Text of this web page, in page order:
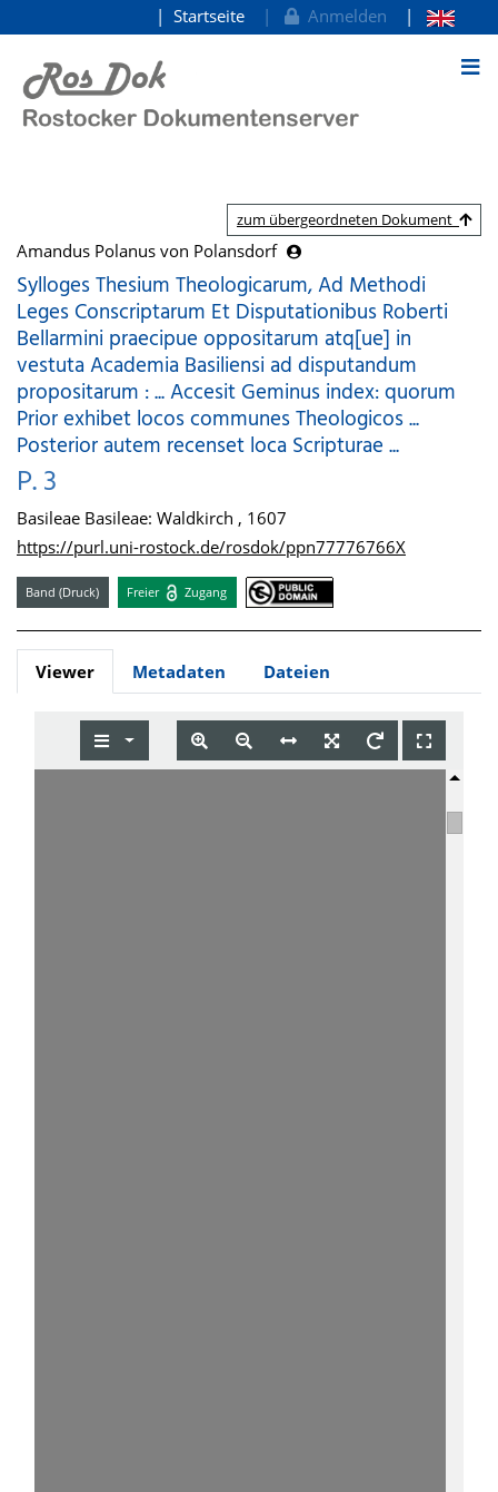
zum Inhalt
Startseite Anmelden
zum übergeordneten Dokument
Amandus Polanus von Polansdorf
Sylloges Thesium Theologicarum, Ad Methodi
Leges Conscriptarum Et Disputationibus Roberti
Bellarmini praecipue oppositarum atq[ue] in
vestuta Academia Basiliensi ad disputandum
propositarum : ... Accesit Geminus index: quorum
Prior exhibet locos communes Theologicos ...
Posterior autem recenset loca Scripturae ...
P. 3
Basileae Basileae: Waldkirch , 1607
https://purl.uni-rostock.de/rosdok/ppn77776766X
Band (Druck) Freier Zugang
Viewer Metadaten Dateien